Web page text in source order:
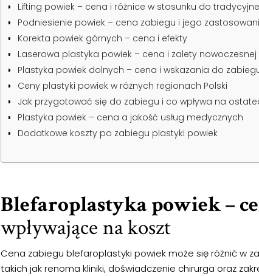
Lifting powiek – cena i różnice w stosunku do
Podniesienie powiek – cena zabiegu i jego
Korekta powiek górnych – cena i efekty
Laserowa plastyka powiek – cena i zalety
Plastyka powiek dolnych – cena i wskazania do
Ceny plastyki powiek w różnych regionach Polski
Jak przygotować się do zabiegu i co wpływa na
Plastyka powiek – cena a jakość usług medycznych
Dodatkowe koszty po zabiegu plastyki powiek
Blefaroplastyka powiek –
wpływające na koszt
Cena zabiegu blefaroplastyki powiek może się różnić w
takich jak renoma kliniki, doświadczenie chirurga oraz